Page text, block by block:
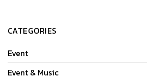
CATEGORIES
Event
Event & Music